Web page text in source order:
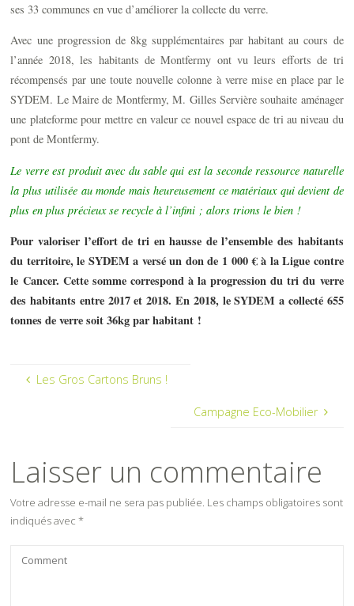
ses 33 communes en vue d’améliorer la collecte du verre.
Avec une progression de 8kg supplémentaires par habitant au cours de
l’année 2018, les habitants de Montfermy ont vu leurs efforts de tri
récompensés par une toute nouvelle colonne à verre mise en place par le
SYDEM. Le Maire de Montfermy, M. Gilles Servière souhaite aménager
une plateforme pour mettre en valeur ce nouvel espace de tri au niveau du
pont de Montfermy.
Le verre est produit avec du sable qui est la seconde ressource naturelle
la plus utilisée au monde mais heureusement ce matériaux qui devient de
plus en plus précieux se recycle à l’infini ; alors trions le bien !
Pour valoriser l’effort de tri en hausse de l’ensemble des habitants
du territoire, le SYDEM a versé un don de 1 000 € à la Ligue contre
le Cancer. Cette somme correspond à la progression du tri du verre
des habitants entre 2017 et 2018. En 2018, le SYDEM a collecté 655
tonnes de verre soit 36kg par habitant !
Les Gros Cartons Bruns !
Campagne Eco-Mobilier
Laisser un commentaire
Votre adresse e-mail ne sera pas publiée. Les champs obligatoires sont
indiqués avec*